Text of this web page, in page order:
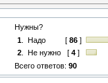
Нужны?
1. Надо [ 86]
2. Не нужно [ 4]
Всего ответов: 90